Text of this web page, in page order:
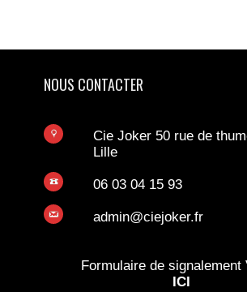
NOUS CONTACTER
Cie Joker 50 rue de
Lille
06 03 04 15 93
admin@ciejoker.fr
Formulaire de signalement
ICI